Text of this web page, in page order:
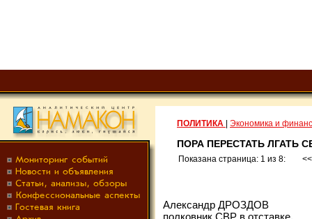
ПОЛИТИКА Экономика и
ПОРА ПЕРЕСТАТЬ ЛГАТЬ
Показана страница: 1 из 8:
Александр ДРОЗДОВ
полковник СВР в отставке,